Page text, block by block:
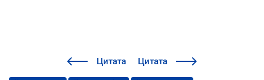
Цитата Цитата